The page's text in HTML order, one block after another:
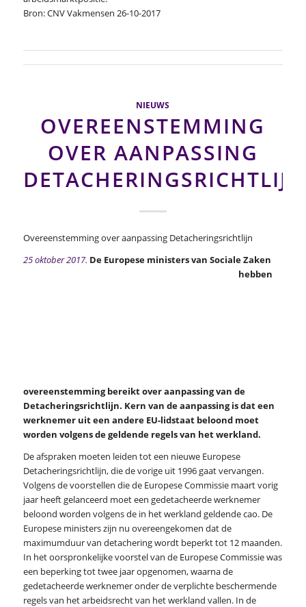
Bron: CNV Vakmensen 26-10-2017
NIEUWS
OVEREENSTEMMING
OVER AANPASSING
DETACHERINGSRICHTLIJN
Overeenstemming over aanpassing Detacheringsrichtlijn
25 oktober 2017. De Europese ministers van Sociale Zaken
hebben
overeenstemming bereikt over aanpassing van de
Detacheringsrichtlijn. Kern van de aanpassing is dat een
werknemer uit een andere EU-lidstaat beloond moet
worden volgens de geldende regels van het werkland.
De afspraken moeten leiden tot een nieuwe Europese
Detacheringsrichtlijn, die de vorige uit 1996 gaat vervangen.
Volgens de voorstellen die de Europese Commissie maart vorig
jaar heeft gelanceerd moet een gedetacheerde werknemer
beloond worden volgens de in het werkland geldende cao. De
Europese ministers zijn nu overeengekomen dat de
maximumduur van detachering wordt beperkt tot 12 maanden.
In het oorspronkelijke voorstel van de Europese Commissie was
een beperking tot twee jaar opgenomen, waarna de
gedetacheerde werknemer onder de verplichte beschermende
regels van het arbeidsrecht van het werkland vallen. In de